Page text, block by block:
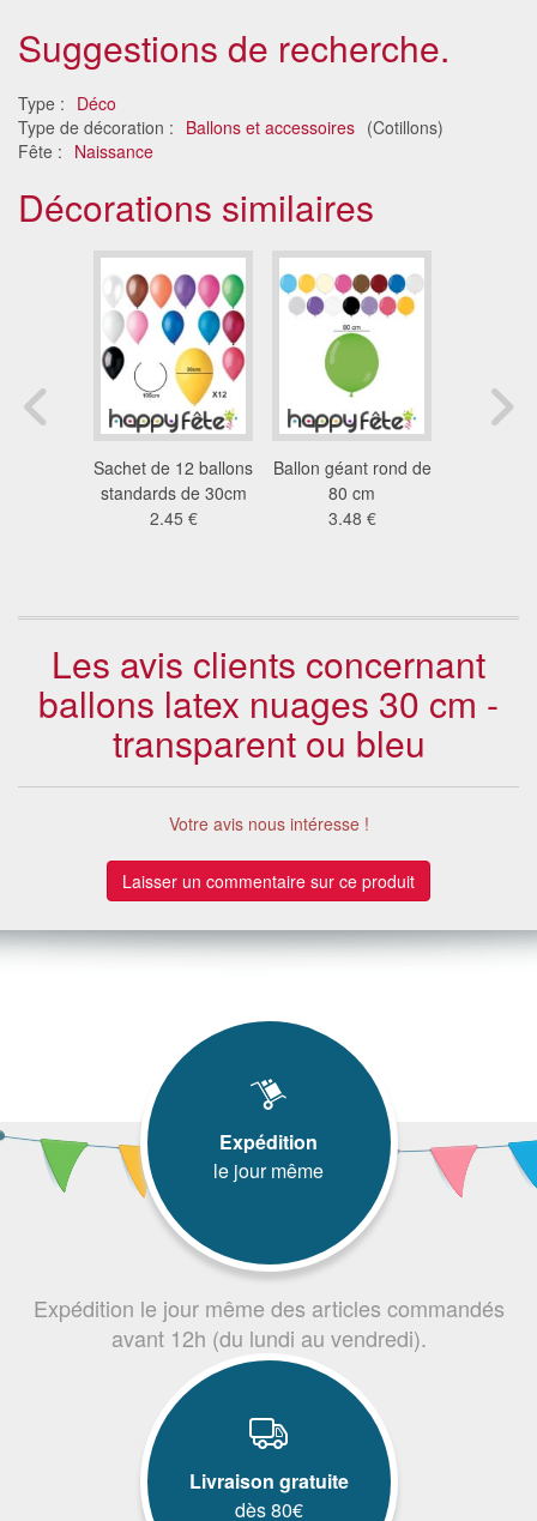
Suggestions de recherche.
Type : Déco
Type de décoration : Ballons et accessoires (Cotillons)
Fête : Naissance
Décorations similaires
Sachet de 12 ballons
standards de 30cm
2.45 €
Ballon géant rond de
80 cm
3.48 €
Les avis clients concernant
ballons latex nuages 30 cm -
transparent ou bleu
Votre avis nous intéresse !
Laisser un commentaire sur ce produit
Expédition
le jour même
Expédition le jour même des articles commandés
avant 12h (du lundi au vendredi).
Livraison gratuite
dès 80€